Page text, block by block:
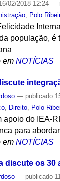
02/2018 12:24 —
, Polo
população, é
em NOTÍCIAS
— publicado
, Direito, Polo
apoio do IEA-
para
em NOTÍCIAS
discute os
— publicado